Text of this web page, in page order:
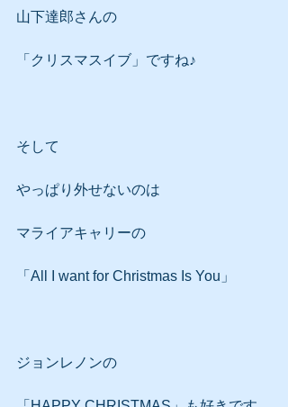
山下達郎さんの
「クリスマスイブ」ですね♪
そして
やっぱり外せないのは
マライアキャリーの
「All I want for Christmas Is You」
ジョンレノンの